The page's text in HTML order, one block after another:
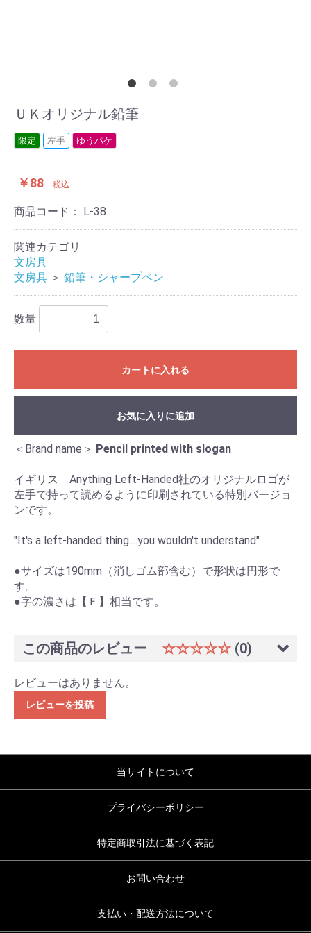
ＵＫオリジナル鉛筆
限定 左手 ゆうパケ
￥88 税込
商品コード： L-38
関連カテゴリ
文房具
文房具 ＞ 鉛筆・シャープペン
数量
カートに入れる
お気に入りに追加
＜Brand name＞ Pencil printed with slogan
イギリス Anything Left-Handed社のオリジナルロゴが
左手で持って読めるように印刷されている特別バージョ
ンです。
"It's a left-handed thing....you wouldn't understand"
●サイズは190mm（消しゴム部含む）で形状は円形で
す。
●字の濃さは【Ｆ】相当です。
この商品のレビュー ☆☆☆☆☆ (0)
レビューはありません。
レビューを投稿
当サイトについて
プライバシーポリシー
特定商取引法に基づく表記
お問い合わせ
支払い・配送方法について